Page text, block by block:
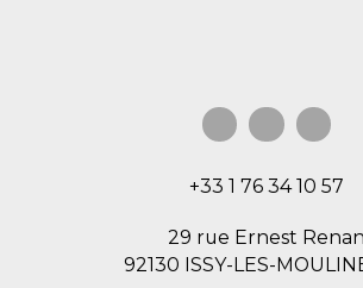
+33 1 76 34 10 57
29 rue Ernest Renan
92130 ISSY-LES-